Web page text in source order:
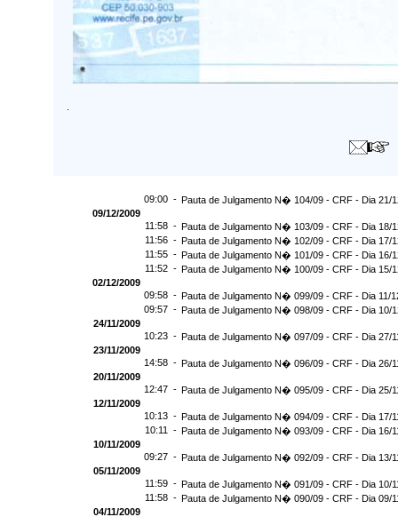
09:00 - Pauta de Julgamento N� 104/09 - CRF - Dia 21/
09/12/2009
11:58 - Pauta de Julgamento N� 103/09 - CRF - Dia 18/
11:56 - Pauta de Julgamento N� 102/09 - CRF - Dia 17/
11:55 - Pauta de Julgamento N� 101/09 - CRF - Dia 16/
11:52 - Pauta de Julgamento N� 100/09 - CRF - Dia 15/
02/12/2009
09:58 - Pauta de Julgamento N� 099/09 - CRF - Dia 11/
09:57 - Pauta de Julgamento N� 098/09 - CRF - Dia 10/
24/11/2009
10:23 - Pauta de Julgamento N� 097/09 - CRF - Dia 27/
23/11/2009
14:58 - Pauta de Julgamento N� 096/09 - CRF - Dia 26/
20/11/2009
12:47 - Pauta de Julgamento N� 095/09 - CRF - Dia 25/
12/11/2009
10:13 - Pauta de Julgamento N� 094/09 - CRF - Dia 17/
10:11 - Pauta de Julgamento N� 093/09 - CRF - Dia 16/
10/11/2009
09:27 - Pauta de Julgamento N� 092/09 - CRF - Dia 13/
05/11/2009
11:59 - Pauta de Julgamento N� 091/09 - CRF - Dia 10/
11:58 - Pauta de Julgamento N� 090/09 - CRF - Dia 09/
04/11/2009